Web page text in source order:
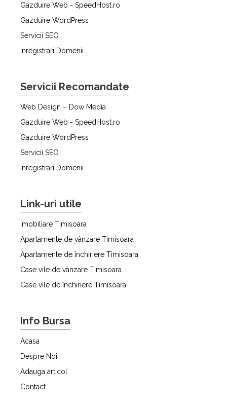
Gazduire Web - SpeedHost.ro
Gazduire WordPress
Servicii SEO
Inregistrari Domenii
Servicii Recomandate
Web Design – Dow Media
Gazduire Web - SpeedHost.ro
Gazduire WordPress
Servicii SEO
Inregistrari Domenii
Link-uri utile
Imobiliare Timisoara
Apartamente de vânzare Timisoara
Apartamente de închiriere Timisoara
Case vile de vânzare Timisoara
Case vile de închiriere Timisoara
Info Bursa
Acasa
Despre Noi
Adauga articol
Contact